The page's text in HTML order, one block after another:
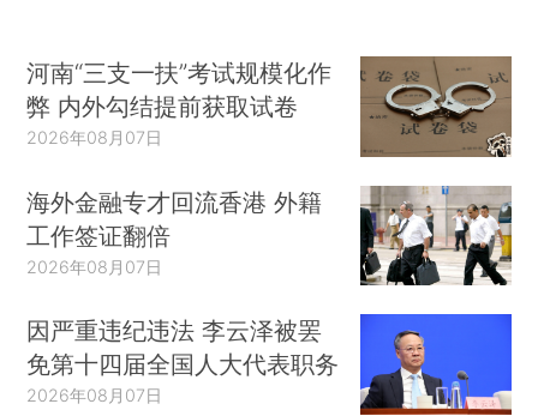
河南“三支一扶”考试规模化作
弊 内外勾结提前获取试卷
2026年08月07日
海外金融专才回流香港 外籍
工作签证翻倍
2026年08月07日
因严重违纪违法 李云泽被罢
免第十四届全国人大代表职务
2026年08月07日